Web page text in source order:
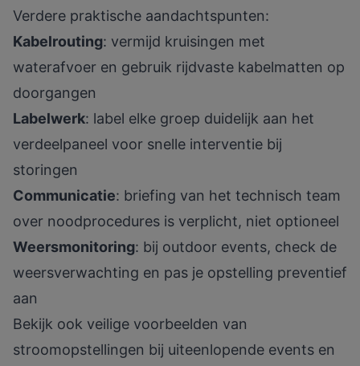
Verdere praktische aandachtspunten:
Kabelrouting: vermijd kruisingen met
waterafvoer en gebruik rijdvaste kabelmatten op
doorgangen
Labelwerk: label elke groep duidelijk aan het
verdeelpaneel voor snelle interventie bij
storingen
Communicatie: briefing van het technisch team
over noodprocedures is verplicht, niet optioneel
Weersmonitoring: bij outdoor events, check de
weersverwachting en pas je opstelling preventief
aan
Bekijk ook veilige voorbeelden van
stroomopstellingen bij uiteenlopende events en